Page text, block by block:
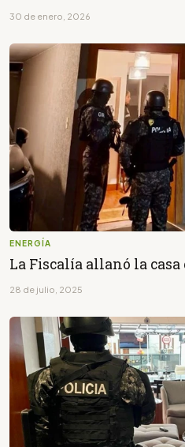
30 de enero, 2026
ENERGÍA
La Fiscalía allanó la casa
28 de julio, 2025